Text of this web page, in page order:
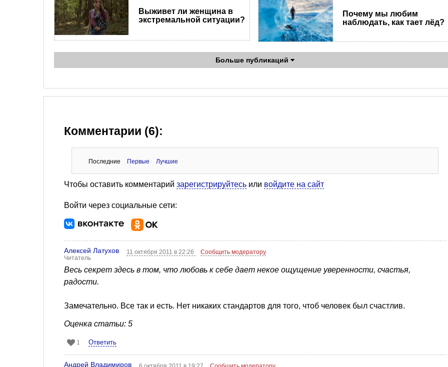
Выживет ли женщина в
экстремальной ситуации?
Почему мы любим
наблюдать, как тает лёд?
Больше публикаций
Комментарии (6):
Последние Первые Лучшие
Чтобы оставить комментарий зарегистрируйтесь или войдите на сайт
Войти через социальные сети:
Алексей Латухов
Читатель
11 октября 2011 в 22:26 Сообщить модератору
Весь секрет здесь в том, что любовь к себе дает некое ощущение уверенности, счастья,
радости.
Замечательно. Все так и есть. Нет никаких стандартов для того, чтоб человек был счастлив.
Оценка статьи: 5
1 Ответить
Андрей Владимиров